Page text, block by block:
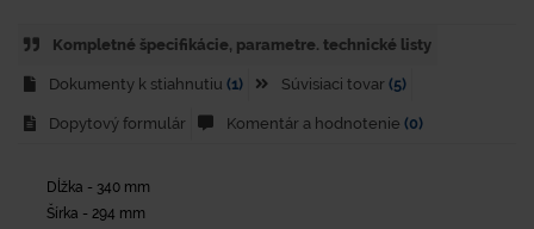
Kompletné špecifikácie, parametre. technické listy
Dokumenty k stiahnutiu (1) Súvisiaci tovar (5)
Dopytový formulár Komentár a hodnotenie (0)
Dĺžka - 340 mm
Šírka - 294 mm